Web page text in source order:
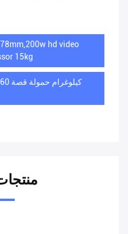
hd video
15kg